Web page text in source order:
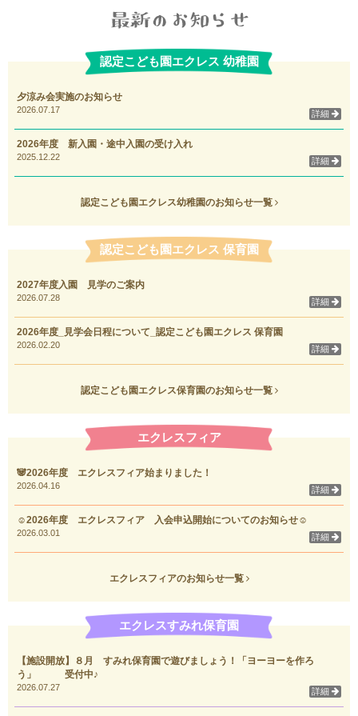
認定こども園エクレス 幼稚園
夕涼み会実施のお知らせ
2026.07.17 詳細
2026年度 新入園・途中入園の受け入れ
2025.12.22 詳細
認定こども園エクレス幼稚園のお知らせ一覧
認定こども園エクレス 保育園
2027年度入園 見学のご案内
2026.07.28 詳細
2026年度_見学会日程について_認定こども園エクレス 保育園
2026.02.20 詳細
認定こども園エクレス保育園のお知らせ一覧
エクレスフィア
🐼2026年度 エクレスフィア始まりました！
2026.04.16 詳細
☺2026年度 エクレスフィア 入会申込開始についてのお知らせ☺
2026.03.01 詳細
エクレスフィアのお知らせ一覧
エクレスすみれ保育園
【施設開放】８月 すみれ保育園で遊びましょう！「ヨーヨーを作ろ
う」 受付中♪
2026.07.27 詳細